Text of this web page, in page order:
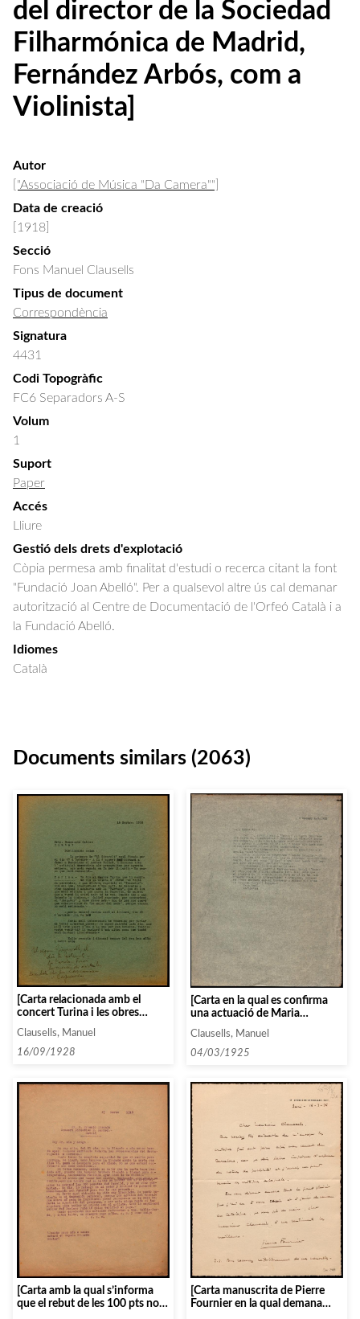
del director de la Sociedad
Filharmónica de Madrid,
Fernández Arbós, com a
Violinista]
Autor
["Associació de Música "Da Camera""]
Data de creació
[1918]
Secció
Fons Manuel Clausells
Tipus de document
Correspondència
Signatura
4431
Codi Topogràfic
FC6 Separadors A-S
Volum
1
Suport
Paper
Accés
Lliure
Gestió dels drets d'explotació
Còpia permesa amb finalitat d'estudi o recerca citant la font
"Fundació Joan Abelló". Per a qualsevol altre ús cal demanar
autorització al Centre de Documentació de l'Orfeó Català i a
la Fundació Abelló.
Idiomes
Català
Documents similars (2063)
[Carta relacionada amb el
concert Turina i les obres
Clausells, Manuel
16/09/1928
[Carta en la qual es confirma
una actuació de Maria
Clausells, Manuel
04/03/1925
[Carta amb la qual s’informa
que el rebut de les 100 pts no
ha arribat i que s’han de posar
[Carta manuscrita de Pierre
Fournier en la qual demana